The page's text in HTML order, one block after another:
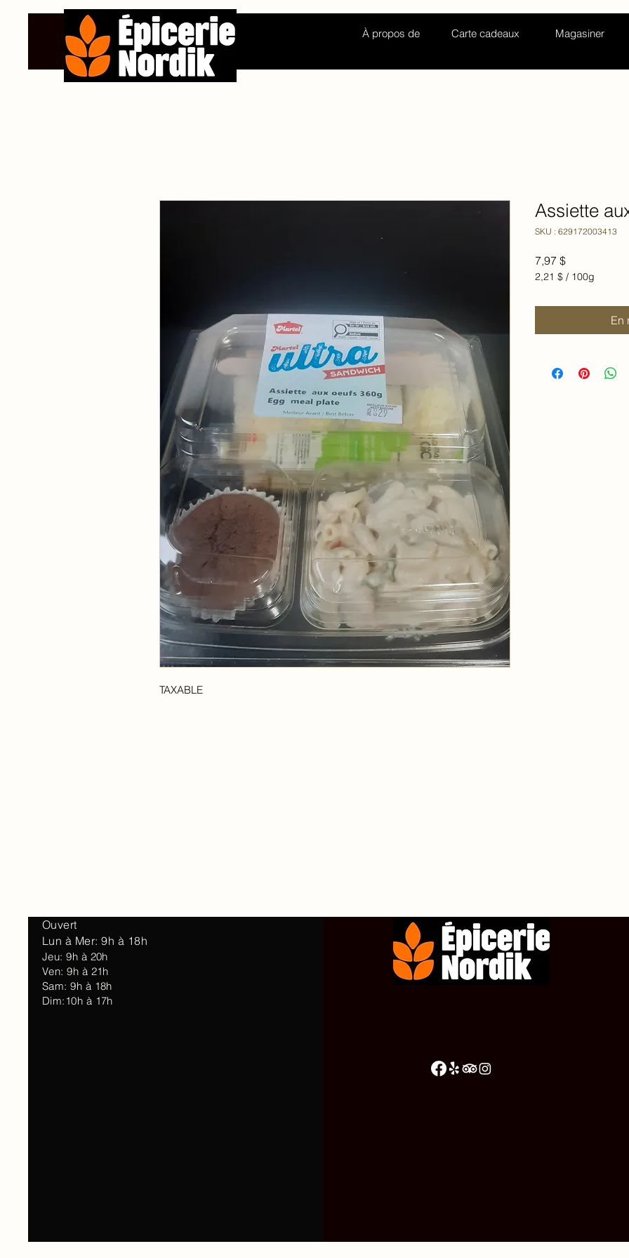
À propos de Carte cadeaux Magasiner
TAXABLE
Assiette
SKU : 629172003413
7,97 $Prix
2,21 $ / 100g
pour
En
Ouvert
Lun à Mer: 9h à 18h
Jeu: 9h à 20h
Ven: 9h à 21h
Sam: 9h à 18h
Dim:10h à 17h